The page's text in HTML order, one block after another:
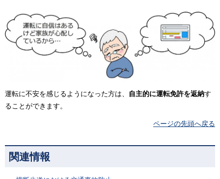
運転に不安を感じるようになった方は、 自主的に運転免許を返納す
ることができます。
ページの先頭へ戻る
関連情報